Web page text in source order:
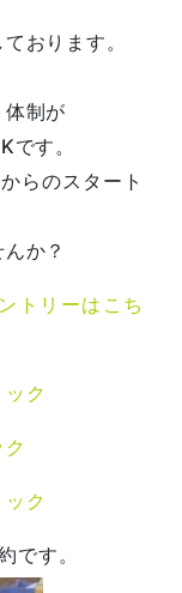
おります。
制が
です。
らのスタート
か？
トリーはこち
ク
ク
です。